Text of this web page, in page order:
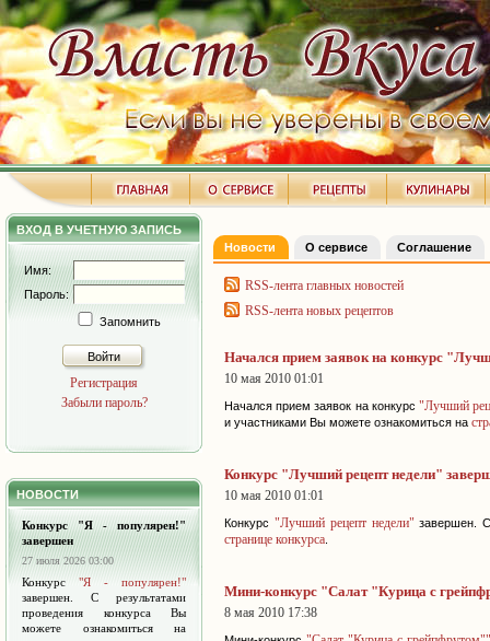
ВХОД В УЧЕТНУЮ ЗАПИСЬ
Имя:
Пароль:
Запомнить
Войти
Регистрация
Забыли пароль?
НОВОСТИ
Конкурс "Я - популярен!"
завершен
27 июля 2026 03:00
Конкурс "Я - популярен!"
завершен. С результатами
проведения конкурса Вы
можете ознакомиться на
Новости О сервисе Соглашение
RSS-лента главных новостей
RSS-лента новых рецептов
Начался прием заявок на конкурс
10 мая 2010 01:01
Начался прием заявок на конкурс"Лучший
и участниками Вы можете ознакомиться на
Конкурс "Лучший рецепт недели"
10 мая 2010 01:01
Конкурс "Лучший рецепт недели" завершен.
странице конкурса
Мини-конкурс "Салат "Курица с
8 мая 2010 17:38